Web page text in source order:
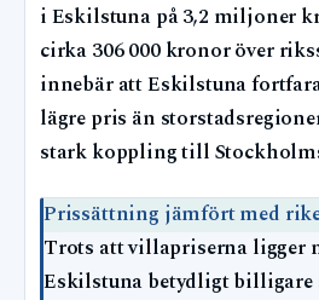
i Eskilstuna på 3,2 miljoner
cirka 306 000 kronor över
innebär att Eskilstuna
lägre pris än
stark koppling till
Prissättning jämfört med
Trots att villapriserna ligger
Eskilstuna betydligt billigare